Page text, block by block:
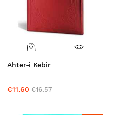
Ahter-i Kebir
€11,60 €16,57